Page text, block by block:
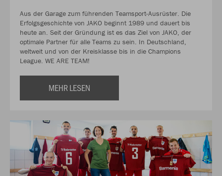
Aus der Garage zum führenden Teamsport-Ausrüster. Die
Erfolgsgeschichte von JAKO beginnt 1989 und dauert bis
heute an. Seit der Gründung ist es das Ziel von JAKO, der
optimale Partner für alle Teams zu sein. In Deutschland,
weltweit und von der Kreisklasse bis in die Champions
League. WE ARE TEAM!
MEHR LESEN